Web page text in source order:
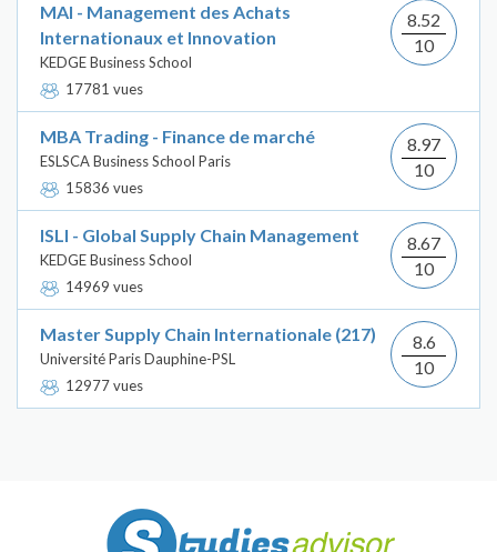
MAI - Management des Achats
Internationaux et Innovation
KEDGE Business School
17781 vues
8.52
10
MBA Trading - Finance de marché
ESLSCA Business School Paris
15836 vues
8.97
10
ISLI - Global Supply Chain Management
KEDGE Business School
14969 vues
8.67
10
Master Supply Chain Internationale (217)
Université Paris Dauphine-PSL
12977 vues
8.6
10